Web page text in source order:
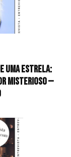
uma estrela:
misterioso —